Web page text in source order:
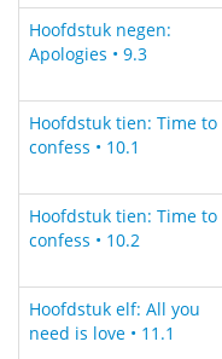
Hoofdstuk negen:
Apologies • 9.3
Hoofdstuk tien: Time to
confess • 10.1
Hoofdstuk tien: Time to
confess • 10.2
Hoofdstuk elf: All you
need is love • 11.1